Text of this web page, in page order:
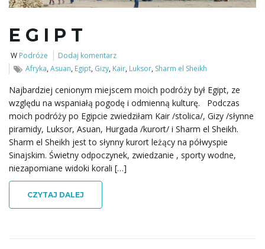
E G I P T
W Podróże
Dodaj komentarz
Afryka,Asuan, Egipt, Gizy, Kair, Luksor, Sharm el Sheikh
Najbardziej cenionym miejscem moich podróży był Egipt, ze
względu na wspaniałą pogodę i odmienną kulturę. Podczas
moich podróży po Egipcie zwiedziłam Kair /stolica/, Gizy /słynne
piramidy, Luksor, Asuan, Hurgada /kurort/ i Sharm el Sheikh.
Sharm el Sheikh jest to słynny kurort leżący na półwyspie
Sinajskim. Świetny odpoczynek, zwiedzanie , sporty wodne,
niezapomiane widoki korali […]
CZYTAJ DALEJ